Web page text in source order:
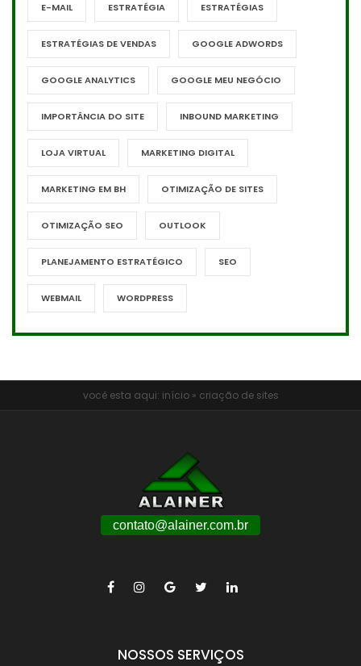
E-MAIL ESTRATÉGIA ESTRATÉGIAS
ESTRATÉGIAS DE VENDAS GOOGLE ADWORDS
GOOGLE ANALYTICS GOOGLE MEU NEGÓCIO
IMPORTÂNCIA DO SITE INBOUND MARKETING
LOJA VIRTUAL MARKETING DIGITAL
MARKETING EM BH OTIMIZAÇÃO DE SITES
OTIMIZAÇÃO SEO OUTLOOK
PLANEJAMENTO ESTRATÉGICO SEO
WEBMAIL WORDPRESS
você esta aqui: início» criação de sites
contato@alainer.com.br
NOSSOS SERVIÇOS